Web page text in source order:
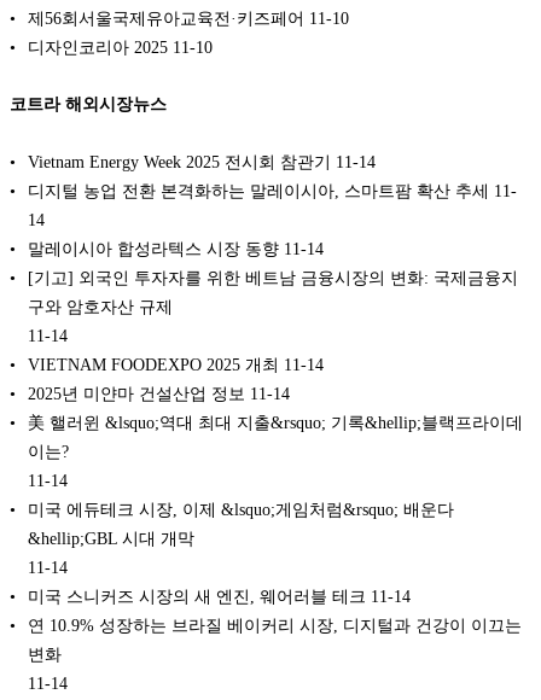
제56회서울국제유아교육전·키즈페어 11-10
디자인코리아 2025 11-10
코트라 해외시장뉴스
Vietnam Energy Week 2025 전시회 참관기 11-14
디지털 농업 전환 본격화하는 말레이시아, 스마트팜 확산 추세 11-
14
말레이시아 합성라텍스 시장 동향 11-14
[기고] 외국인 투자자를 위한 베트남 금융시장의 변화: 국제금융지
구와 암호자산 규제
11-14
VIETNAM FOODEXPO 2025 개최 11-14
2025년 미얀마 건설산업 정보 11-14
美 핼러윈 &lsquo;역대 최대 지출&rsquo; 기록&hellip;블랙프라이데
이는?
11-14
미국 에듀테크 시장, 이제 &lsquo;게임처럼&rsquo; 배운다
&hellip;GBL 시대 개막
11-14
미국 스니커즈 시장의 새 엔진, 웨어러블 테크 11-14
연 10.9% 성장하는 브라질 베이커리 시장, 디지털과 건강이 이끄는
변화
11-14